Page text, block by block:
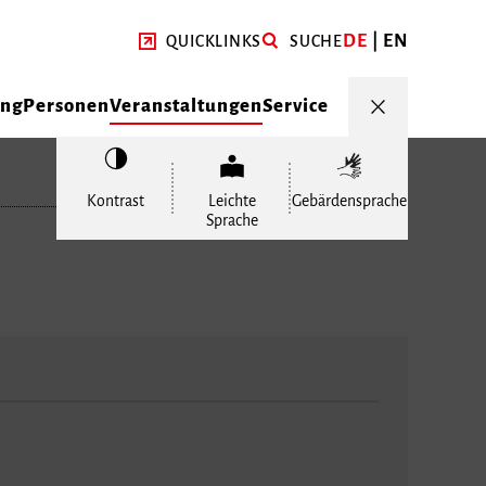
QUICKLINKS SUCHEDE EN
PersonenVeranstaltungenService
Kontrast
Leichte
Sprache
Gebärdensprache